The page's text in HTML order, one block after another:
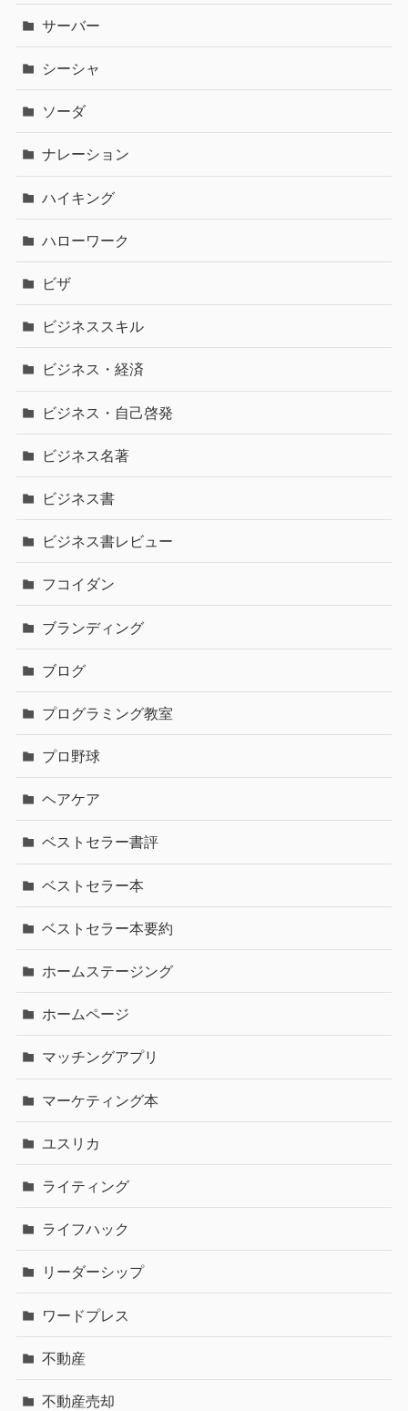
サーバー
シーシャ
ソーダ
ナレーション
ハイキング
ハローワーク
ビザ
ビジネススキル
ビジネス・経済
ビジネス・自己啓発
ビジネス名著
ビジネス書
ビジネス書レビュー
フコイダン
ブランディング
ブログ
プログラミング教室
プロ野球
ヘアケア
ベストセラー書評
ベストセラー本
ベストセラー本要約
ホームステージング
ホームページ
マッチングアプリ
マーケティング本
ユスリカ
ライティング
ライフハック
リーダーシップ
ワードプレス
不動産
不動産売却